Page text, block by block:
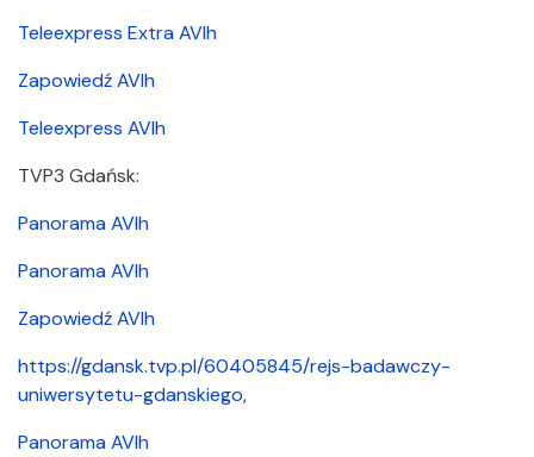
Teleexpress Extra AVIh
Zapowiedź AVIh
Teleexpress AVIh
TVP3 Gdańsk:
Panorama AVIh
Panorama AVIh
Zapowiedź AVIh
https://gdansk.tvp.pl/60405845/rejs-badawczy-
uniwersytetu-gdanskiego,
Panorama AVIh